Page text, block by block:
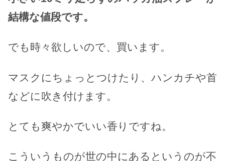
結構な値段です。
でも時々欲しいので、買います。
マスクにちょっとつけたり、ハンカチや首
などに吹き付けます。
とても爽やかでいい香りですね。
こういうものが世の中にあるというのが不